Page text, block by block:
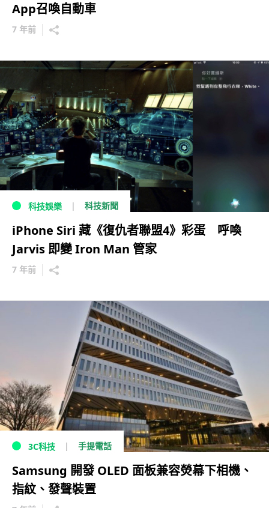
App召喚自動車
7 年前
科技娛樂 科技新聞
iPhone Siri 藏《復仇者聯盟4》彩蛋 呼喚
Jarvis 即變 Iron Man 管家
7 年前
3C科技 手提電話
Samsung 開發 OLED 面板兼容熒幕下相機、
指紋、發聲裝置